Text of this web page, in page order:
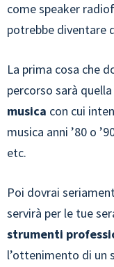
come speaker
potrebbe diventare
La prima cosa che
percorso sarà
musica con cui
musica anni ’80 o
etc.
Poi dovrai
servirà per le tue
strumenti
l’ottenimento di un